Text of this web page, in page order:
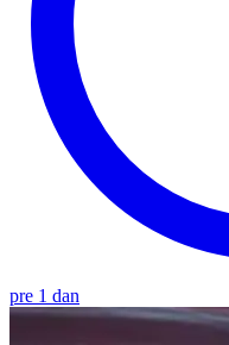
pre 1 dan